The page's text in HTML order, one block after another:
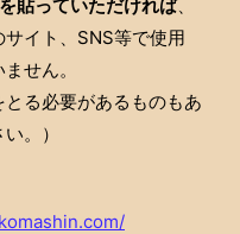
貼っていただければ、
イト、SNS等で使用
せん。
とる必要があるものもあ
。）